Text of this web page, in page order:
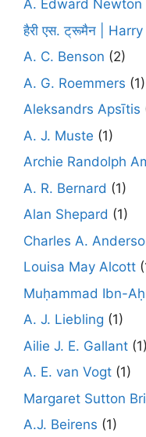
A. Edward Newton
हैरी एस. ट्रूमैन |
A. C. Benson (2)
A. G. Roemmers (1)
Aleksandrs Apsītis
A. J. Muste (1)
Archie Randolph
A. R. Bernard (1)
Alan Shepard (1)
Charles A.
Louisa May Alcott
Muḥammad Ibn-
A. J. Liebling (1)
Ailie J. E. Gallant (1)
A. E. van Vogt (1)
Margaret Sutton
A.J. Beirens (1)